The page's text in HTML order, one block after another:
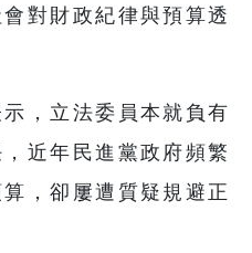
對財政紀律與預算透
，立法委員本就負有
近年民進黨政府頻繁
，卻屢遭質疑規避正